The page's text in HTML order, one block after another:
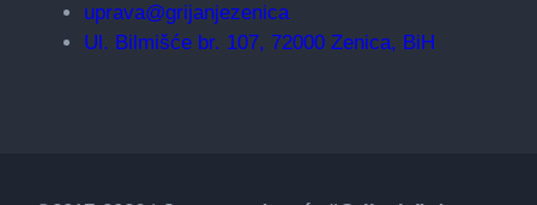
uprava@grijanjezenica
Ul. Bilmišće br. 107, 72000 Zenica, BiH